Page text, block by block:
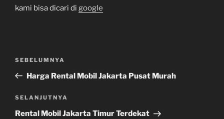
kami bisa dicari di google
Pos
Sebelumnya
SEBELUMNYA
Harga Rental Mobil Jakarta Pusat Murah
Pos
Selanjutnya
SELANJUTNYA
Rental Mobil Jakarta Timur Terdekat